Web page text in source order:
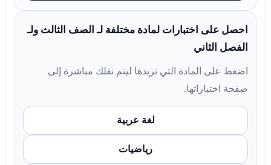
احصل على اختبارات لمادة مختلفة لـ الصف الثالث ولـ
الفصل الثاني
اضغط على المادة التي تريدها ليتم نقلك مباشرة إلى
صفحة اختباراتها.
لغة عربية
رياضيات